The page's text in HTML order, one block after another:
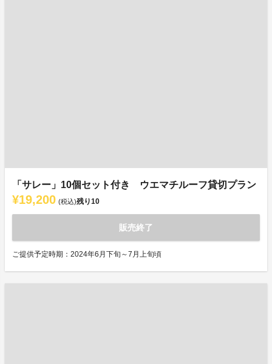
「サレー」10個セット付き ウエマチルーフ貸切プラン
¥19,200 (税込)残り10
販売終了
ご提供予定時期：2024年6月下旬～7月上旬頃